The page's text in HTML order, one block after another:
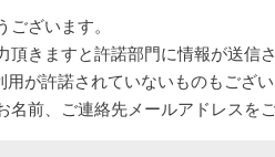
ございます。
頂きますと許諾部門に情報が送信
用が許諾されていないものもござ
名前、ご連絡先メールアドレスを